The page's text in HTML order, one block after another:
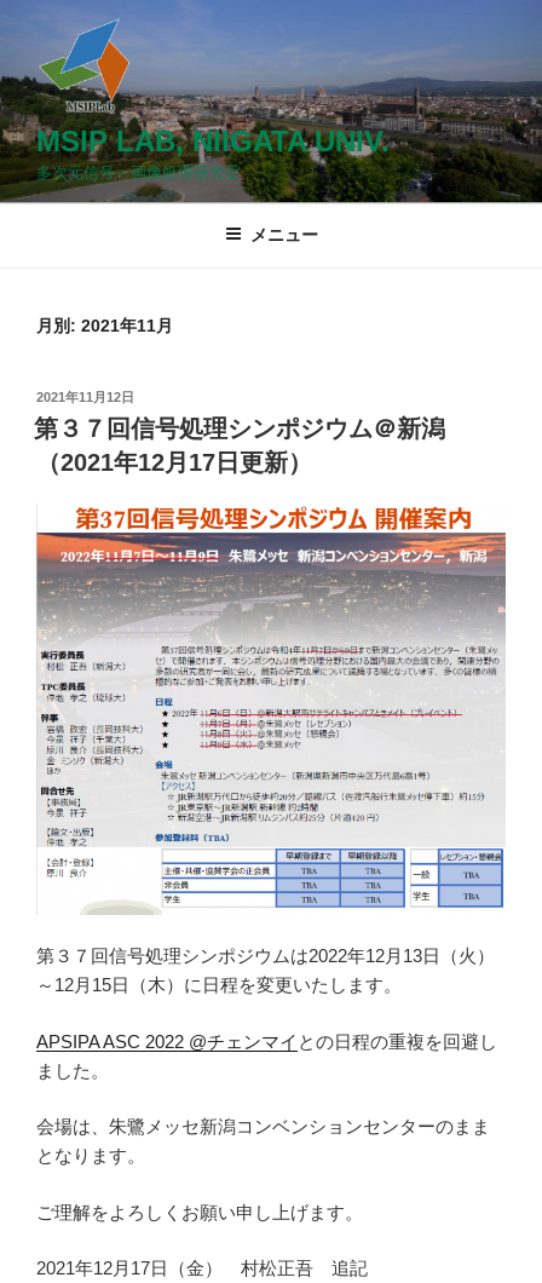
テ
ン
ツ
へ
ス
MSIP LAB, NIIGATA UNIV.
多次元信号・画像処理研究室
メニュー
月別: 2021年11月
投
稿
日:
2021年11月12日
第３７回信号処理シンポジウム＠新潟
（2021年12月17日更新）
第３７回信号処理シンポジウムは2022年12月13日（火）
～12月15日（木）に日程を変更いたします。
APSIPA ASC 2022 @チェンマイ との日程の重複を回避し
ました。
会場は、朱鷺メッセ新潟コンベンションセンターのまま
となります。
ご理解をよろしくお願い申し上げます。
2021年12月17日（金） 村松正吾 追記